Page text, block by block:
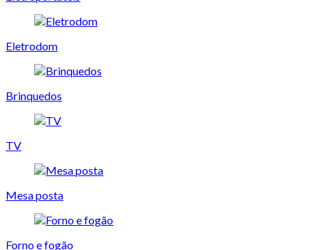
Eletrodom
Brinquedos
TV
Mesa posta
Forno e fogão